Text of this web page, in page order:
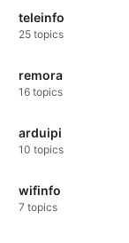
teleinfo
25 topics
remora
16 topics
arduipi
10 topics
wifinfo
7 topics